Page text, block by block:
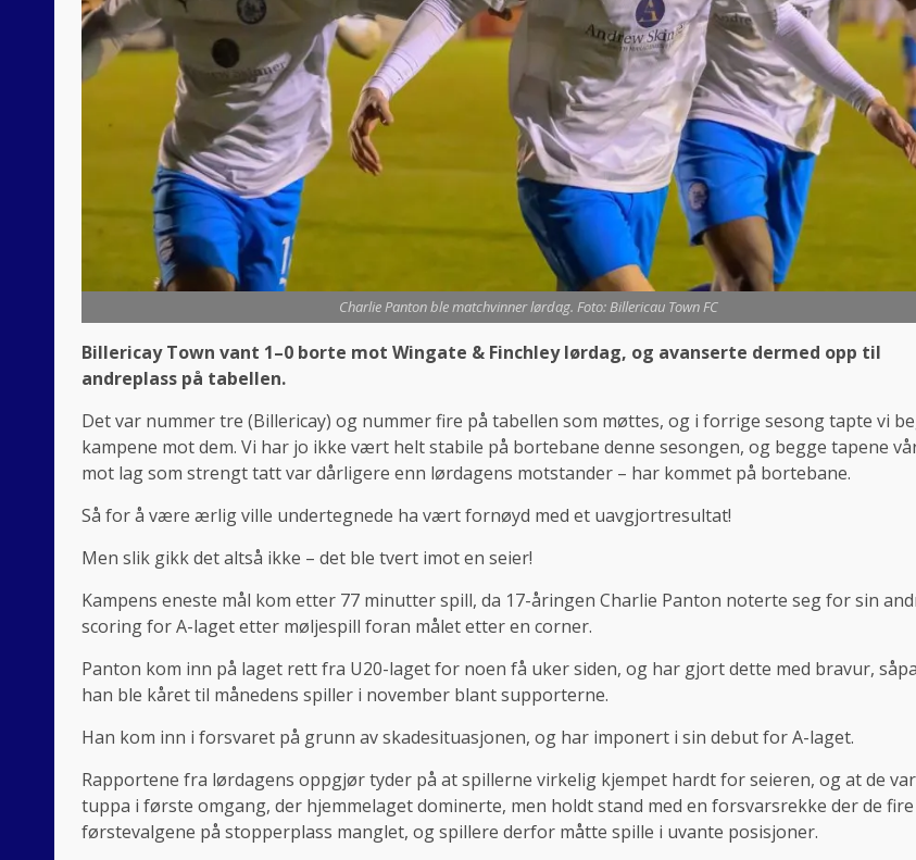
Charlie Panton ble matchvinner lørdag. Foto: Billericau Town FC
Billericay Town vant 1–0 borte mot Wingate & Finchley lørdag, og avanserte dermed opp til
andreplass på tabellen.
Det var nummer tre (Billericay) og nummer fire på tabellen som møttes, og i forrige sesong tapte vi
kampene mot dem. Vi har jo ikke vært helt stabile på bortebane denne sesongen, og begge tapene
mot lag som strengt tatt var dårligere enn lørdagens motstander – har kommet på bortebane.
Så for å være ærlig ville undertegnede ha vært fornøyd med et uavgjortresultat!
Men slik gikk det altså ikke – det ble tvert imot en seier!
Kampens eneste mål kom etter 77 minutter spill, da 17-åringen Charlie Panton noterte seg for sin
scoring for A-laget etter møljespill foran målet etter en corner.
Panton kom inn på laget rett fra U20-laget for noen få uker siden, og har gjort dette med bravur,
han ble kåret til månedens spiller i november blant supporterne.
Han kom inn i forsvaret på grunn av skadesituasjonen, og har imponert i sin debut for A-laget.
Rapportene fra lørdagens oppgjør tyder på at spillerne virkelig kjempet hardt for seieren, og at de
tuppa i første omgang, der hjemmelaget dominerte, men holdt stand med en forsvarsrekke der de fire
førstevalgene på stopperplass manglet, og spillere derfor måtte spille i uvante posisjoner.